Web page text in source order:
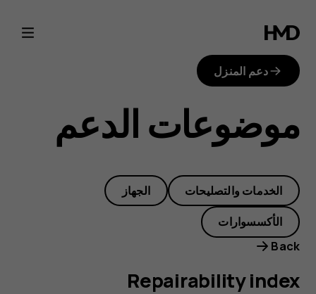
repairability-
index
دعم المنزل
موضوعات الدعم
الخدمات والتصليحات الجهاز
الأكسسوارات
Back
Repairability index